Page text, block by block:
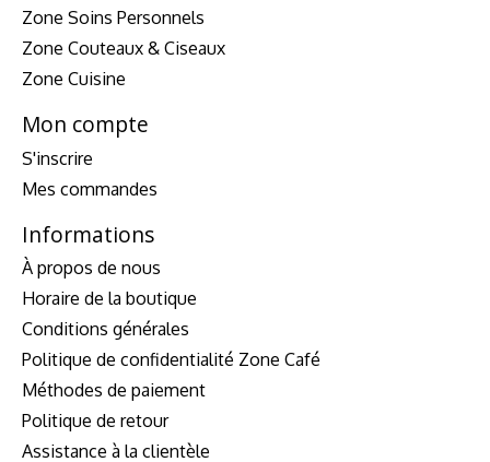
Zone Soins Personnels
Zone Couteaux & Ciseaux
Zone Cuisine
Mon compte
S'inscrire
Mes commandes
Informations
À propos de nous
Horaire de la boutique
Conditions générales
Politique de confidentialité Zone Café
Méthodes de paiement
Politique de retour
Assistance à la clientèle